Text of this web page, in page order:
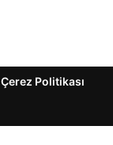
Çerez Politikası